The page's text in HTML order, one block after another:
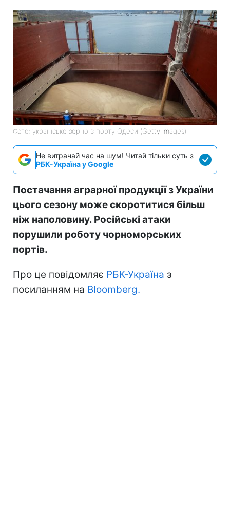
Фото: українське зерно в порту Одеси (Getty Images)
Не витрачай час на шум! Читай тільки суть з
РБК-Україна у Google
Постачання аграрної продукції з України
цього сезону може скоротитися більш
ніж наполовину. Російські атаки
порушили роботу чорноморських
портів.
Про це повідомляє РБК-Україна з
посиланням на Bloomberg.